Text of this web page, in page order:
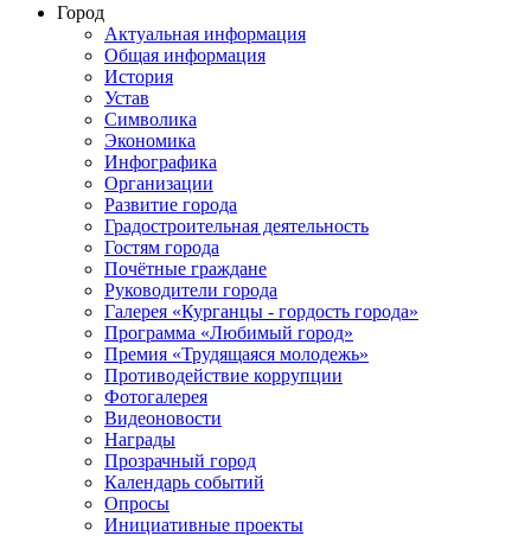
Город
Актуальная информация
Общая информация
История
Устав
Символика
Экономика
Инфографика
Организации
Развитие города
Градостроительная деятельность
Гостям города
Почётные граждане
Руководители города
Галерея «Курганцы - гордость города»
Программа «Любимый город»
Премия «Трудящаяся молодежь»
Противодействие коррупции
Фотогалерея
Видеоновости
Награды
Прозрачный город
Календарь событий
Опросы
Инициативные проекты